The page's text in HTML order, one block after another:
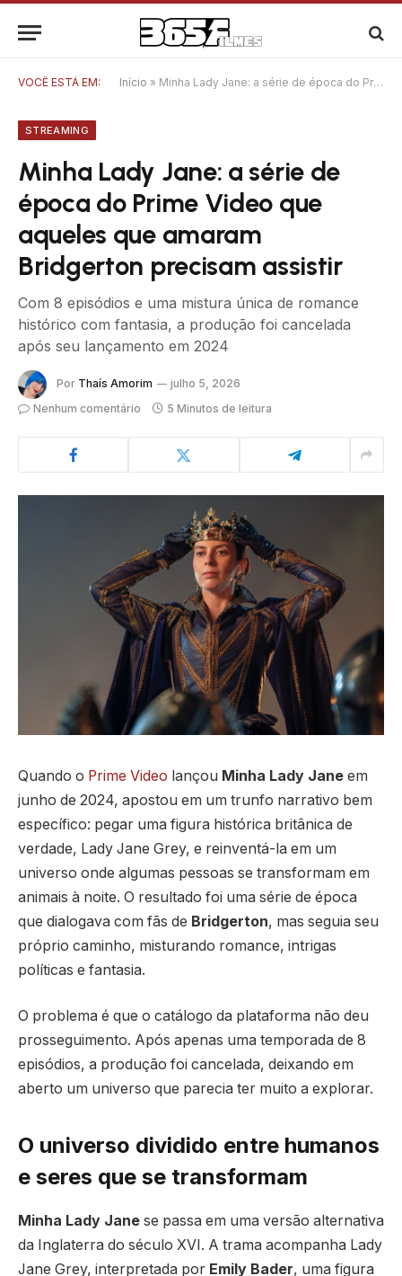
VOCÊ ESTÁ EM: Início » Minha Lady Jane: a série de época do Prime Video que aqueles que amaram Bridgerton precisam assistir
STREAMING
Minha Lady Jane: a série de
época do Prime Video que
aqueles que amaram
Bridgerton precisam assistir
Com 8 episódios e uma mistura única de romance
histórico com fantasia, a produção foi cancelada
após seu lançamento em 2024
Por Thaís Amorim
julho 5, 2026
Nenhum comentário
5 Minutos de leitura
Quando o Prime Video lançou Minha Lady Jane em
junho de 2024, apostou em um trunfo narrativo bem
específico: pegar uma figura histórica britânica de
verdade, Lady Jane Grey, e reinventá-la em um
universo onde algumas pessoas se transformam em
animais à noite. O resultado foi uma série de época
que dialogava com fãs de Bridgerton, mas seguia seu
próprio caminho, misturando romance, intrigas
políticas e fantasia.
O problema é que o catálogo da plataforma não deu
prosseguimento. Após apenas uma temporada de 8
episódios, a produção foi cancelada, deixando em
aberto um universo que parecia ter muito a explorar.
O universo dividido entre humanos
e seres que se transformam
Minha Lady Jane se passa em uma versão alternativa
da Inglaterra do século XVI. A trama acompanha Lady
Jane Grey, interpretada por Emily Bader, uma figura